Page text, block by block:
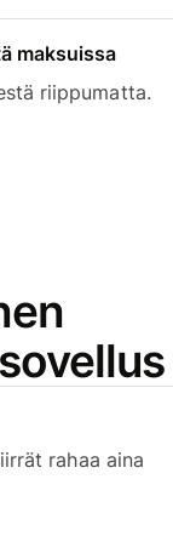
maksuissa
riippumatta.
rahaa aina